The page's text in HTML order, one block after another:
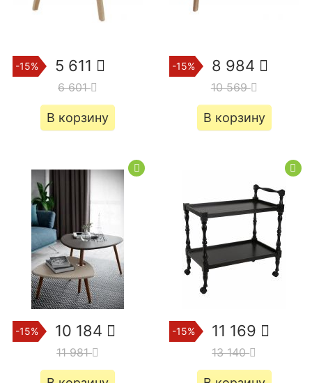
-15% 5 611
6 601
В корзину
-15% 8 984
10 569
В корзину
-15% 10 184
11 981
-15% 11 169
13 140